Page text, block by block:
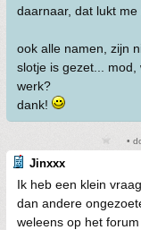
daarnaar, dat lukt
ook alle namen, zijn
slotje is gezet...
werk?
dank!
•
Jinxxx
Ik heb een klein
dan andere
weleens op het